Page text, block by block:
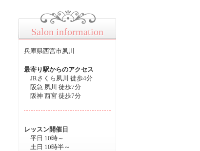
Salon information
兵庫県西宮市夙川
最寄り駅からのアクセス
JRさくら夙川 徒歩4分
阪急 夙川 徒歩7分
阪神 西宮 徒歩7分
レッスン開催日
平日 10時～
土日 10時半～